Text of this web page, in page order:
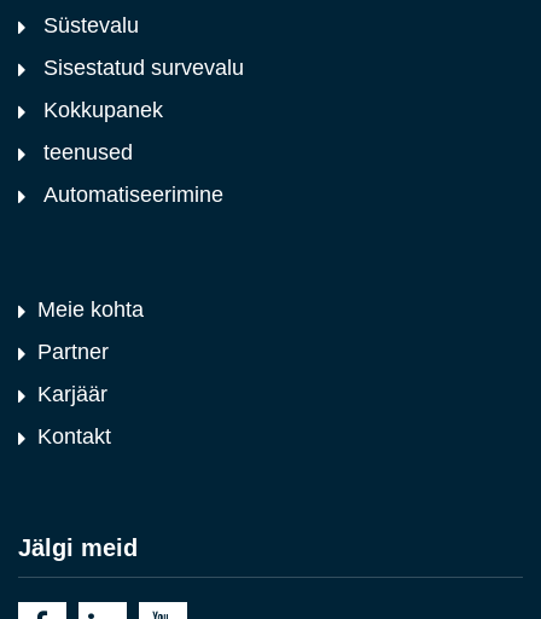
Süstevalu
Sisestatud survevalu
Kokkupanek
teenused
Automatiseerimine
Meie kohta
Partner
Karjäär
Kontakt
Jälgi meid